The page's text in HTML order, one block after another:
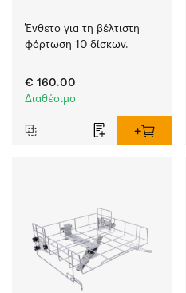
Ένθετο για τη βέλτιστη
φόρτωση 10 δίσκων.
€ 160.00
Διαθέσιμο